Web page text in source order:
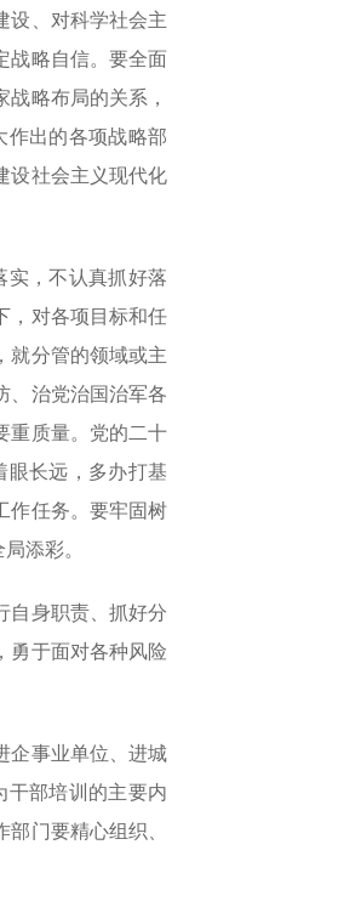
设、对科学社会主
战略自信。要全面
略布局的关系，
作出的各项战略部
设社会主义现代化
实，不认真抓好落
，对各项目标和任
就分管的领域或主
、治党治国治军各
重质量。党的二十
眼长远，多办打基
作任务。要牢固树
添彩。
自身职责、抓好分
勇于面对各种风险
企事业单位、进城
干部培训的主要内
门要精心组织、